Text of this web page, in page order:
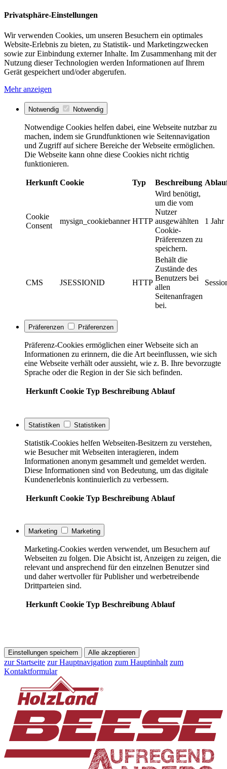
Privatsphäre-Einstellungen
Wir verwenden Cookies, um unseren Besuchern ein optimales
Website-Erlebnis zu bieten, zu Statistik- und Marketingzwecken
sowie zur Einbindung externer Inhalte. Im Zusammenhang mit der
Nutzung dieser Technologien werden Informationen auf Ihrem
Gerät gespeichert und/oder abgerufen.
Mehr anzeigen
Notwendig Notwendig
Notwendige Cookies helfen dabei, eine Webseite nutzbar zu
machen, indem sie Grundfunktionen wie Seitennavigation
und Zugriff auf sichere Bereiche der Webseite ermöglichen.
Die Webseite kann ohne diese Cookies nicht richtig
funktionieren.
Herkunft Cookie Typ Beschreibung
Cookie
Consent
mysign_cookiebanner HTTP
Wird benötigt,
um die vom
Nutzer
ausgewählten
Cookie-
Präferenzen zu
speichern.
1 Jahr
CMS JSESSIONID HTTP
Behält die
Zustände des
Benutzers bei
allen
Seitenanfragen
bei.
Präferenzen Präferenzen
Präferenz-Cookies ermöglichen einer Webseite sich an
Informationen zu erinnern, die die Art beeinflussen, wie sich
eine Webseite verhält oder aussieht, wie z. B. Ihre bevorzugte
Sprache oder die Region in der Sie sich befinden.
Herkunft Cookie Typ Beschreibung Ablauf
Statistiken Statistiken
Statistik-Cookies helfen Webseiten-Besitzern zu verstehen,
wie Besucher mit Webseiten interagieren, indem
Informationen anonym gesammelt und gemeldet werden.
Diese Informationen sind von Bedeutung, um das digitale
Kundenerlebnis kontinuierlich zu verbessern.
Herkunft Cookie Typ Beschreibung Ablauf
Marketing Marketing
Marketing-Cookies werden verwendet, um Besuchern auf
Webseiten zu folgen. Die Absicht ist, Anzeigen zu zeigen, die
relevant und ansprechend für den einzelnen Benutzer sind
und daher wertvoller für Publisher und werbetreibende
Drittparteien sind.
Herkunft Cookie Typ Beschreibung Ablauf
Einstellungen speichern Alle akzeptieren
zur Startseite zur Hauptnavigation zum Hauptinhalt zum
Kontaktformular